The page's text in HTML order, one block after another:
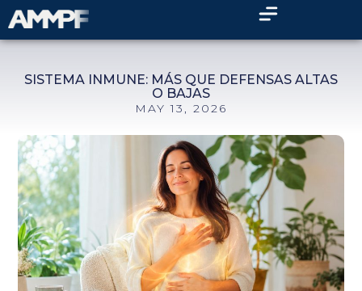
SISTEMA INMUNE: MÁS QUE DEFENSAS ALTAS
O BAJAS
MAY 13, 2026